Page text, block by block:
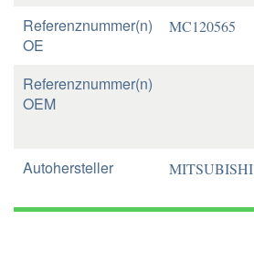
Referenznummer(n)
OE
MC120565
Referenznummer(n)
OEM
Autohersteller MITSUBISHI